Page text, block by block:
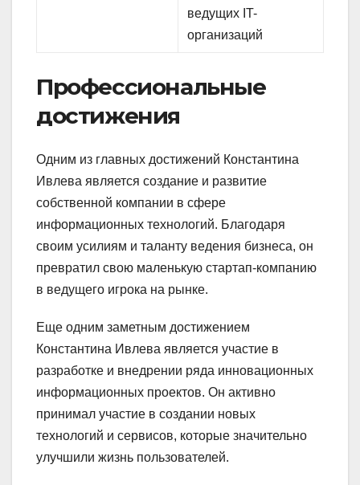
ведущих IT-
организаций
Профессиональные
достижения
Одним из главных достижений Константина
Ивлева является создание и развитие
собственной компании в сфере
информационных технологий. Благодаря
своим усилиям и таланту ведения бизнеса, он
превратил свою маленькую стартап-компанию
в ведущего игрока на рынке.
Еще одним заметным достижением
Константина Ивлева является участие в
разработке и внедрении ряда инновационных
информационных проектов. Он активно
принимал участие в создании новых
технологий и сервисов, которые значительно
улучшили жизнь пользователей.